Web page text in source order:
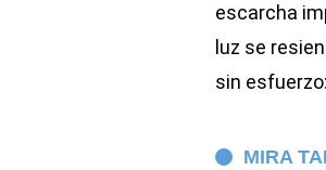
escarcha
luz se
sin
MIRA